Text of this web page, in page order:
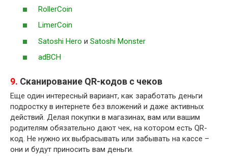
RollerCoin
LimerCoin
Satoshi Hero и Satoshi Monster
adBCH
9. Сканирование QR-кодов с чеков
Еще один интересный вариант, как заработать деньги
подростку в интернете без вложений и даже активных
действий. Делая покупки в магазинах, вам или вашим
родителям обязательно дают чек, на котором есть QR-
код. Не нужно их выбрасывать или забывать на кассе –
они и будут приносить вам деньги.